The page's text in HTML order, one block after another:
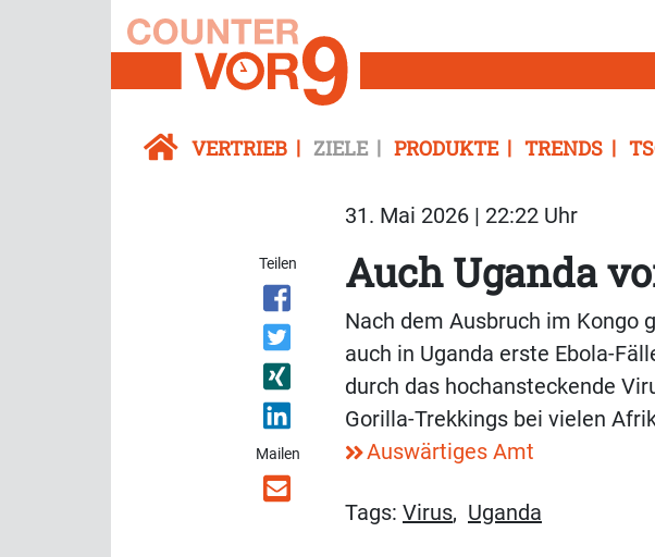
VERTRIEB ZIELE PRODUKTE TRENDS
31. Mai 2026 | 22:22 Uhr
Teilen
Mailen
Auch Uganda
Nach dem Ausbruch im Kongo
auch in Uganda erste Ebola-
durch das hochansteckende
Gorilla-Trekkings bei vielen
Auswärtiges Amt
Tags: Virus, Uganda